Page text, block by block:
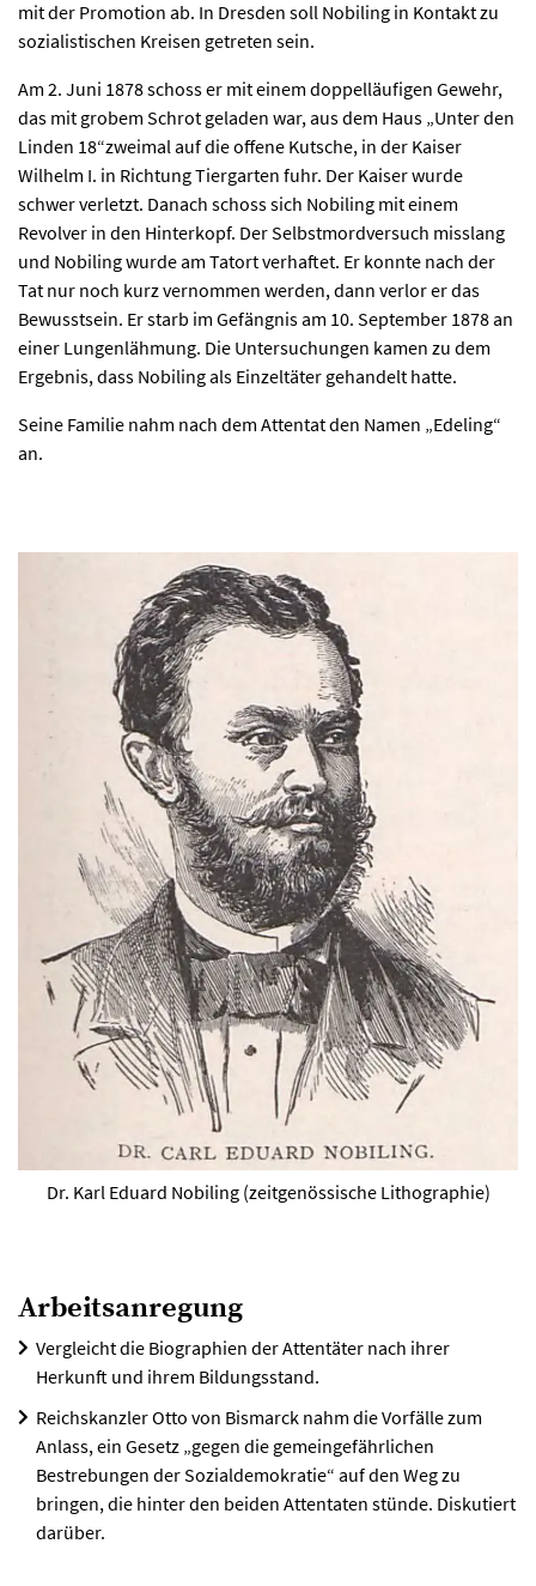
mit der Promotion ab. In Dresden soll Nobiling in Kontakt zu
sozialistischen Kreisen getreten sein.
Am 2. Juni 1878 schoss er mit einem doppelläufigen Gewehr,
das mit grobem Schrot geladen war, aus dem Haus „Unter den
Linden 18“zweimal auf die offene Kutsche, in der Kaiser
Wilhelm I. in Richtung Tiergarten fuhr. Der Kaiser wurde
schwer verletzt. Danach schoss sich Nobiling mit einem
Revolver in den Hinterkopf. Der Selbstmordversuch misslang
und Nobiling wurde am Tatort verhaftet. Er konnte nach der
Tat nur noch kurz vernommen werden, dann verlor er das
Bewusstsein. Er starb im Gefängnis am 10. September 1878 an
einer Lungenlähmung. Die Untersuchungen kamen zu dem
Ergebnis, dass Nobiling als Einzeltäter gehandelt hatte.
Seine Familie nahm nach dem Attentat den Namen „Edeling“
an.
Dr. Karl Eduard Nobiling (zeitgenössische Lithographie)
Arbeitsanregung
Vergleicht die Biographien der Attentäter nach ihrer
Herkunft und ihrem Bildungsstand.
Reichskanzler Otto von Bismarck nahm die Vorfälle zum
Anlass, ein Gesetz „gegen die gemeingefährlichen
Bestrebungen der Sozialdemokratie“ auf den Weg zu
bringen, die hinter den beiden Attentaten stünde. Diskutiert
darüber.